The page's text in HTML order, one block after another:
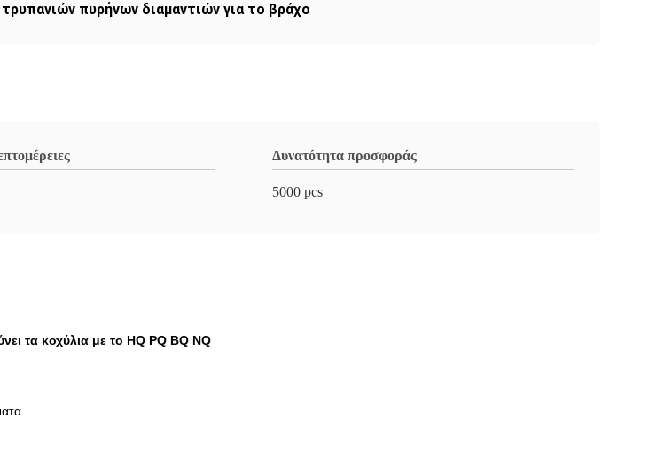
πυρήνων διαμαντιών για το βράχο
Δυνατότητα προσφοράς
5000 pcs
τα κοχύλια με το HQ PQ BQ NQ